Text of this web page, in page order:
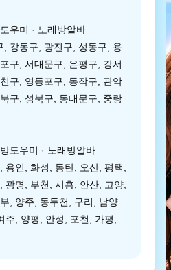
우미 · 노래방알바
, 강동구, 광진구, 성동구, 용
구, 서대문구, 은평구, 강서
구, 영등포구, 동작구, 관악
구, 성북구, 동대문구, 중랑
도우미 · 노래방알바
용인, 화성, 동탄, 오산, 평택,
광명, 부천, 시흥, 안산, 고양,
, 양주, 동두천, 구리, 남양
, 양평, 안성, 포천, 가평,